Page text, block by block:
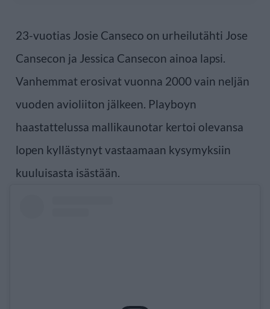
23-vuotias Josie Canseco on urheilutähti Jose
Cansecon ja Jessica Cansecon ainoa lapsi.
Vanhemmat erosivat vuonna 2000 vain neljän
vuoden avioliiton jälkeen. Playboyn
haastattelussa mallikaunotar kertoi olevansa
lopen kyllästynyt vastaamaan kysymyksiin
kuuluisasta isästään.